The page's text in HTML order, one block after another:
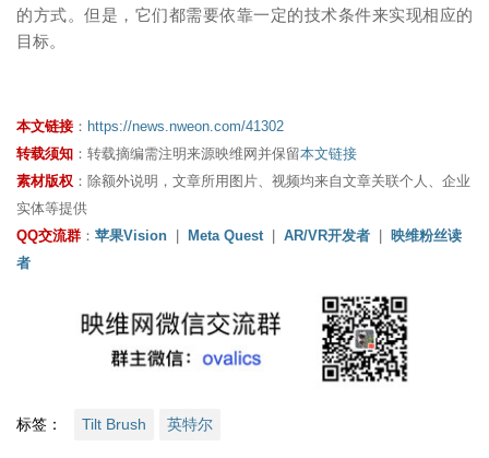
的方式。但是，它们都需要依靠一定的技术条件来实现相应的
目标。
本文链接 ： https://news.nweon.com/41302
转载须知 ：转载摘编需注明来源映维网并保留本文链接
素材版权 ：除额外说明，文章所用图片、视频均来自文章关联个人、企业
实体等提供
QQ交流群 ： 苹果Vision Meta Quest| AR/VR开发者
映维粉丝读
者
标签： Tilt Brush 英特尔